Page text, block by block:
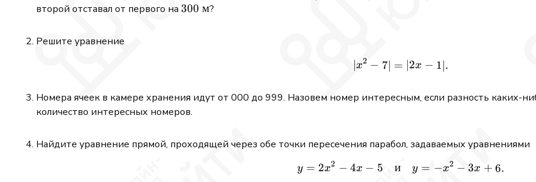
второй отставал от первого на 300\
300 м?
Решите уравнение
|x^2 - 7| = |2x - 1|.
∣x2 − 7∣ = ∣2x − 1∣.
Номера ячеек в камере хранения идут от 000 до 999. Назовем номер интересным, если разность каких-
количество интересных номеров.
Найдите уравнение прямой, проходящей через обе точки пересечения парабол, задаваемых уравнениями
y = 2x^2 - 4x - 5
y = 2x2 − 4x − 5 и y = −x2 − 3x + 6.